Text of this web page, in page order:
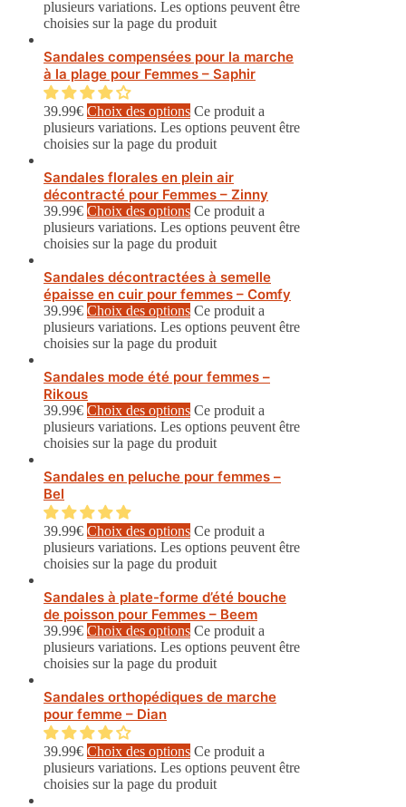
plusieurs variations. Les options peuvent être
choisies sur la page du produit
Sandales compensées pour la marche
à la plage pour Femmes – Saphir
39.99€ Choix des options Ce produit a
plusieurs variations. Les options peuvent être
choisies sur la page du produit
Sandales florales en plein air
décontracté pour Femmes – Zinny
39.99€ Choix des options Ce produit a
plusieurs variations. Les options peuvent être
choisies sur la page du produit
Sandales décontractées à semelle
épaisse en cuir pour femmes – Comfy
39.99€ Choix des options Ce produit a
plusieurs variations. Les options peuvent être
choisies sur la page du produit
Sandales mode été pour femmes –
Rikous
39.99€ Choix des options Ce produit a
plusieurs variations. Les options peuvent être
choisies sur la page du produit
Sandales en peluche pour femmes –
Bel
39.99€ Choix des options Ce produit a
plusieurs variations. Les options peuvent être
choisies sur la page du produit
Sandales à plate-forme d’été bouche
de poisson pour Femmes – Beem
39.99€ Choix des options Ce produit a
plusieurs variations. Les options peuvent être
choisies sur la page du produit
Sandales orthopédiques de marche
pour femme – Dian
39.99€ Choix des options Ce produit a
plusieurs variations. Les options peuvent être
choisies sur la page du produit